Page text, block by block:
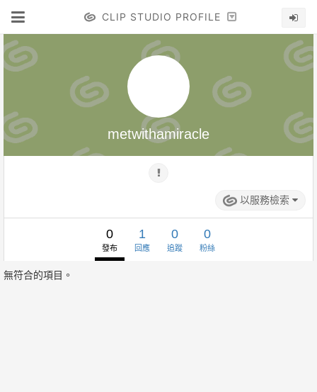
CLIP STUDIO PROFILE
metwithamiracle
以服務檢索
0
發布
1
回應
0
追蹤
0
粉絲
無符合的項目。